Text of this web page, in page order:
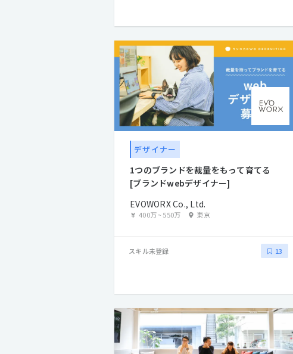
デザイナー
1つのブランドを裁量をもって育てる
[ブランドwebデザイナー]
EVOWORX Co., Ltd.
400万~550万 東京
スキル未登録 13